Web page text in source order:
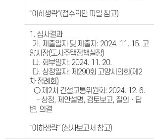
"이하생략"(접수의안 파일 참고)
1. 심사결과
가. 제출일자 및 제출자: 2024. 11. 15. 고
양시장(도시주택정책실장)
나. 회부일자: 2024. 11. 20.
다. 상정일자: 제290회 고양시의회(제2
차 정례회)
○ 제2차 건설교통위원회: 2024. 12. 6.
- 상정, 제안설명, 검토보고, 질의ㆍ답
변, 의결
"이하생략" (심사보고서 참고)